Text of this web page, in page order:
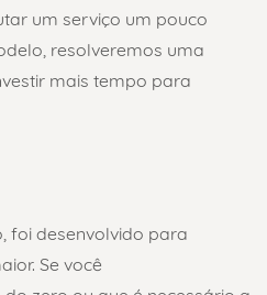
um serviço um pouco
resolveremos uma
mais tempo para
foi desenvolvido para
Se você